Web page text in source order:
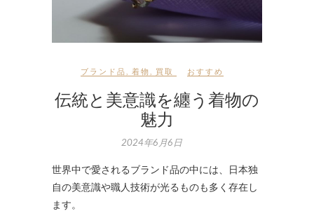
ブランド品 着物 買取 おすすめ
伝統と美意識を纏う着物の
魅力
2024年6月6日
世界中で愛されるブランド品の中には、日本独
自の美意識や職人技術が光るものも多く存在し
ます。